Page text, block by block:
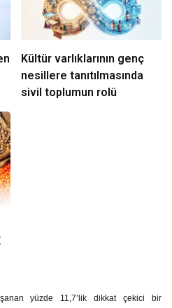
Kültür varlıklarının genç
nesillere tanıtılmasında
sivil toplumun rolü
yüzde 11,7’lik dikkat çekici bir